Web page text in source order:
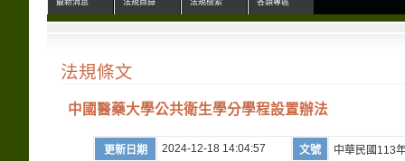
最新消息 法規目錄 法規檢索 各類專區
法規條文
中國醫藥大學公共衛生學分學程設置辦法
更新日期 2024-12-18 14:04:57 文號 中華民國113